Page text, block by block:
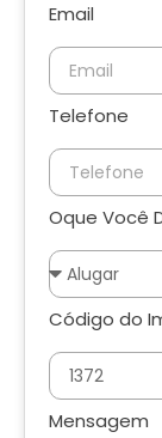
Email
Telefone
Oque Você
Código do
Mensagem